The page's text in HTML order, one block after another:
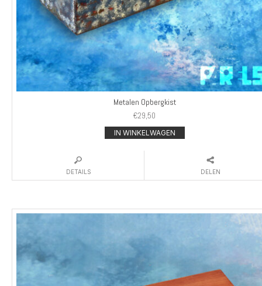
Metalen Opbergkist
€29,50
IN WINKELWAGEN
DETAILS DELEN